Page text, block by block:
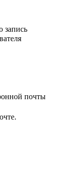
запись
почты